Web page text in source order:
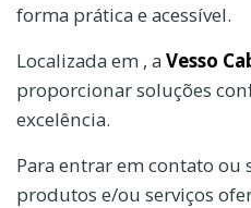
forma prática e acessível.
Localizada em , a Vesso
proporcionar soluções
excelência.
Para entrar em contato ou
produtos e/ou serviços